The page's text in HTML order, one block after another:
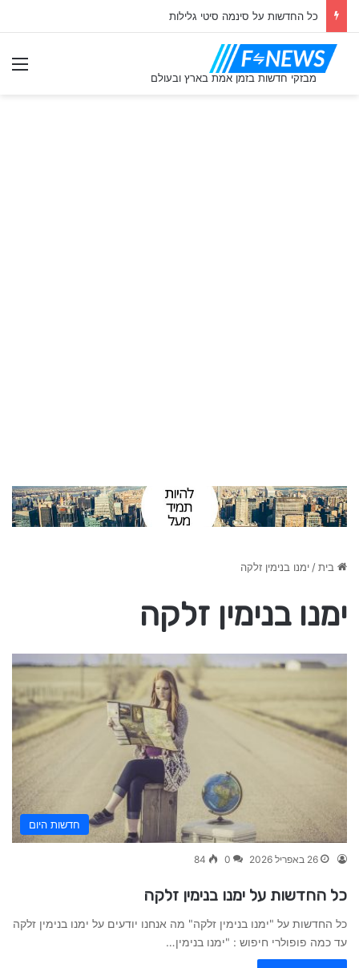
כל החדשות על סינמה סיטי גלילות
בית/ימנו בנימין זלקה
ימנו בנימין זלקה
חדשות היום
26 באפריל 2026 0
84
כל החדשות על ימנו בנימין זלקה
כל החדשות על "ימנו בנימין זלקה" מה אנחנו יודעים על ימנו בנימין זלקה
עד כמה פופולרי חיפוש : "ימנו בנימין…